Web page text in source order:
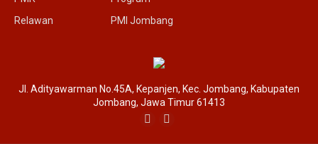
Relawan
PMI Jombang
Jl. Adityawarman No.45A, Kepanjen, Kec. Jombang, Kabupaten
Jombang, Jawa Timur 61413